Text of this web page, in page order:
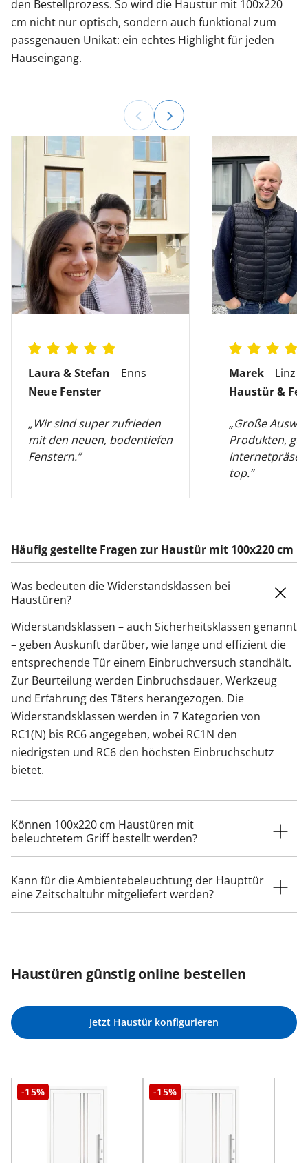
den Bestellprozess. So wird die Haustür mit 100x220
cm nicht nur optisch, sondern auch funktional zum
passgenauen Unikat: ein echtes Highlight für jeden
Hauseingang.
Laura & Stefan
Enns
Neue Fenster
„Wir sind super zufrieden
mit den neuen, bodentiefen
Fenstern.”
Marek
Linz
Haustür &
„Große
Produkten,
top.”
Häufig gestellte Fragen zur Haustür mit 100x220 cm
Was bedeuten die Widerstandsklassen bei
Haustüren?
Widerstandsklassen – auch Sicherheitsklassen genannt
– geben Auskunft darüber, wie lange und effizient die
entsprechende Tür einem Einbruchversuch standhält.
Zur Beurteilung werden Einbruchsdauer, Werkzeug
und Erfahrung des Täters herangezogen. Die
Widerstandsklassen werden in 7 Kategorien von
RC1(N) bis RC6 angegeben, wobei RC1N den
niedrigsten und RC6 den höchsten Einbruchschutz
bietet.
Können 100x220 cm Haustüren mit
beleuchtetem Griff bestellt werden?
Kann für die Ambientebeleuchtung der Haupttür
eine Zeitschaltuhr mitgeliefert werden?
Haustüren günstig online bestellen
Jetzt Haustür konfigurieren
-15% -15%